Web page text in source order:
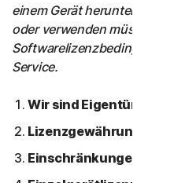
einem Gerät
oder verwenden müssen,
Service.
Wir sind Eigentümer
Lizenzgewährung
Einschränkungen.